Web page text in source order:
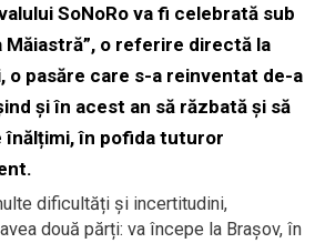
SoNoRo va fi celebrată sub
Măiastră”, o referire directă la
o pasăre care s-a reinventat de-a
și în acest an să răzbată și să
înălțimi, în pofida tuturor
dificultăți și incertitudini,
două părți: va începe la Brașov, în